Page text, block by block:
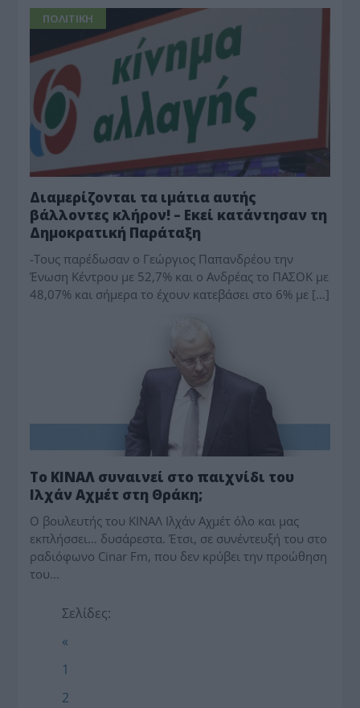
ΠΟΛΙΤΙΚΗ
Διαμερίζονται τα ιμάτια αυτής
βάλλοντες κλήρον! – Εκεί κατάντησαν τη
Δημοκρατική Παράταξη
-Τους παρέδωσαν ο Γεώργιος Παπανδρέου την
Ένωση Κέντρου με 52,7% και ο Ανδρέας το ΠΑΣΟΚ με
48,07% και σήμερα το έχουν κατεβάσει στο 6% με […]
Το ΚΙΝΑΛ συναινεί στο παιχνίδι του
Ιλχάν Αχμέτ στη Θράκη;
Ο βουλευτής του ΚΙΝΑΛ Ιλχάν Αχμέτ όλο και μας
εκπλήσσει… δυσάρεστα. Έτσι, σε συνέντευξή του στο
ραδιόφωνο Cinar Fm, που δεν κρύβει την προώθηση
του...
Σελίδες:
«
1
2